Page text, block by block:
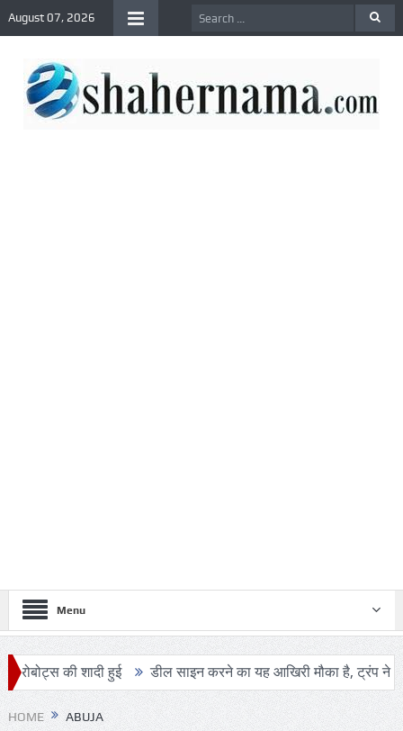
August 07, 2026
Menu
की शादी हुई डील साइन करने का यह आखिरी मौका है, ट्रंप ने एक बार
HOME ABUJA